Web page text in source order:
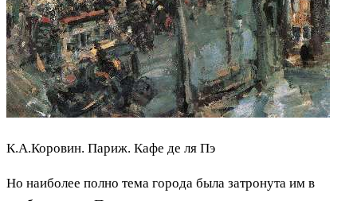
К.А.Коровин. Париж. Кафе де ля Пэ
Но наиболее полно тема города была затронута им в